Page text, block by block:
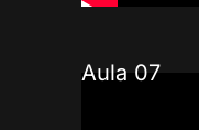
Aula 07